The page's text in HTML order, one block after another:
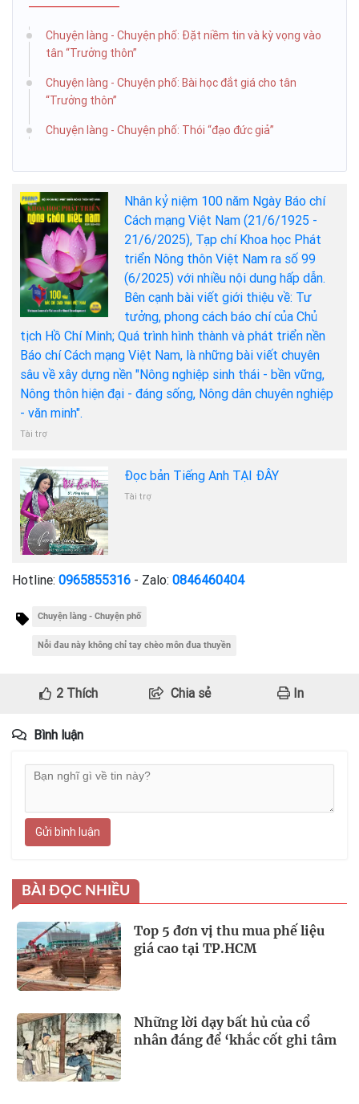
Chuyện làng - Chuyện phố: Đặt niềm tin và kỳ vọng vào
tân “Trưởng thôn”
Chuyện làng - Chuyện phố: Bài học đắt giá cho tân
“Trưởng thôn”
Chuyện làng - Chuyện phố: Thói “đạo đức giả”
Nhân kỷ niệm 100 năm Ngày Báo chí
Cách mạng Việt Nam (21/6/1925 -
21/6/2025), Tạp chí Khoa học Phát
triển Nông thôn Việt Nam ra số 99
(6/2025) với nhiều nội dung hấp dẫn.
Bên cạnh bài viết giới thiệu về: Tư
tưởng, phong cách báo chí của Chủ
tịch Hồ Chí Minh; Quá trình hình thành và phát triển nền
Báo chí Cách mạng Việt Nam, là những bài viết chuyên
sâu về xây dựng nền "Nông nghiệp sinh thái - bền vững,
Nông thôn hiện đại - đáng sống, Nông dân chuyên nghiệp
- văn minh".
Tài trợ
Đọc bản Tiếng Anh TẠI ĐÂY
Tài trợ
Hotline: 0965855316 - Zalo: 0846460404
Chuyện làng - Chuyện phố
Nỗi đau này không chỉ tay chèo môn đua thuyền
2Thích Chia sẻ In
Bình luận
Gửi bình luận
BÀI ĐỌC NHIỀU
Top 5 đơn vị thu mua phế liệu
giá cao tại TP.HCM
Những lời dạy bất hủ của cổ
nhân đáng để ‘khắc cốt ghi tâm